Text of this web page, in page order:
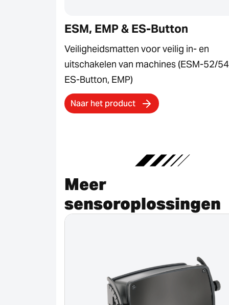
ESM, EMP & ES-Button
Veiligheidsmatten voor veilig in- en
uitschakelen van machines (ESM-52/
ES-Button, EMP)
Naar het product
Meer
sensoroplossingen